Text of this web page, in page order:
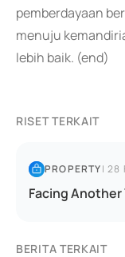
pemberdayaan
menuju
lebih baik. (end)
RISET TERKAIT
PROPERTY|28
Facing Another
BERITA TERKAIT